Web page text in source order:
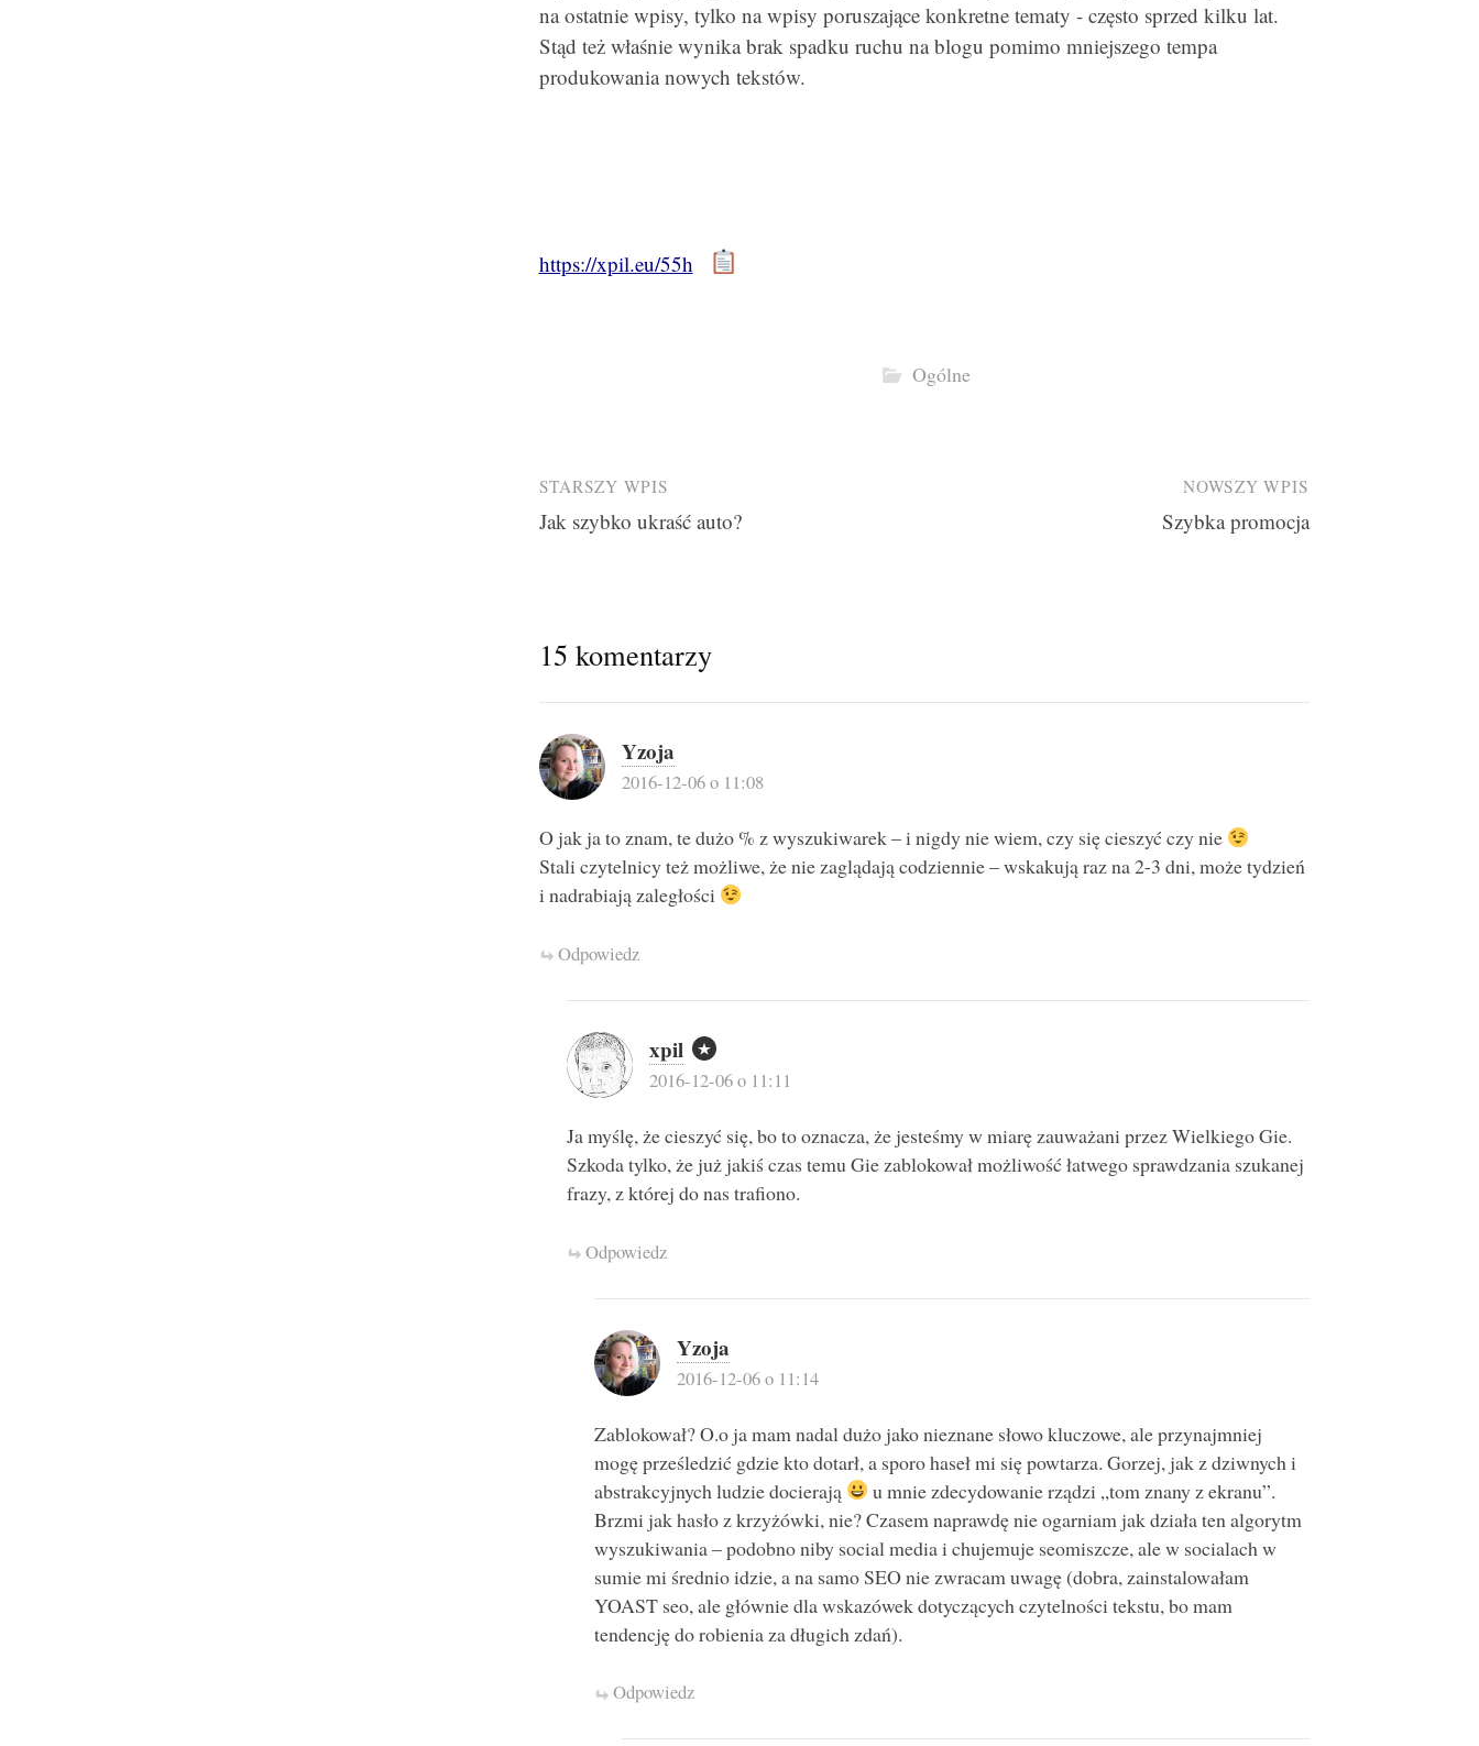
na ostatnie wpisy, tylko na wpisy poruszające konkretne tematy - często sprzed kilku lat.
Stąd też właśnie wynika brak spadku ruchu na blogu pomimo mniejszego tempa
produkowania nowych tekstów.
https://xpil.eu/55h
Ogólne
Post
navigation
STARSZY WPIS
Jak szybko ukraść auto?
NOWSZY WPIS
Szybka promocja
15 komentarzy
Yzoja
2016-12-06 o 11:08
O jak ja to znam, te dużo % z wyszukiwarek – i nigdy nie wiem, czy się cieszyć czy nie
Stali czytelnicy też możliwe, że nie zaglądają codziennie – wskakują raz na 2-3 dni, może tydzień
i nadrabiają zaległości
Odpowiedz
xpil
2016-12-06 o 11:11
Ja myślę, że cieszyć się, bo to oznacza, że jesteśmy w miarę zauważani przez Wielkiego Gie.
Szkoda tylko, że już jakiś czas temu Gie zablokował możliwość łatwego sprawdzania szukanej
frazy, z której do nas trafiono.
Odpowiedz
Yzoja
2016-12-06 o 11:14
Zablokował? O.o ja mam nadal dużo jako nieznane słowo kluczowe, ale przynajmniej
mogę prześledzić gdzie kto dotarł, a sporo haseł mi się powtarza. Gorzej, jak z dziwnych i
abstrakcyjnych ludzie docierają
u mnie zdecydowanie rządzi „tom znany z ekranu”.
Brzmi jak hasło z krzyżówki, nie? Czasem naprawdę nie ogarniam jak działa ten algorytm
wyszukiwania – podobno niby social media i chujemuje seomiszcze, ale w socialach w
sumie mi średnio idzie, a na samo SEO nie zwracam uwagę (dobra, zainstalowałam
YOAST seo, ale głównie dla wskazówek dotyczących czytelności tekstu, bo mam
tendencję do robienia za długich zdań).
Odpowiedz